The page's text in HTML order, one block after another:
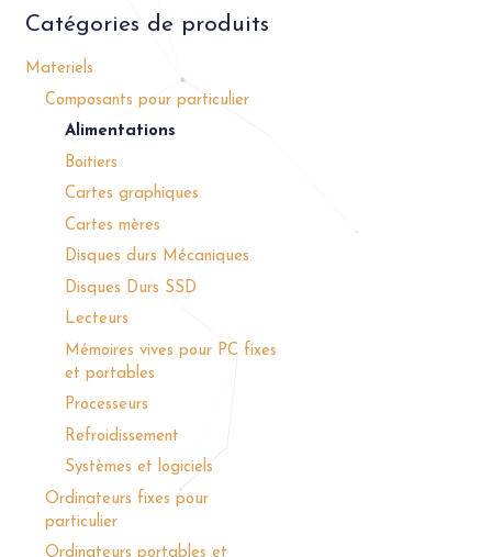
Catégories de produits
Materiels
Composants pour particulier
Alimentations
Boitiers
Cartes graphiques
Cartes mères
Disques durs Mécaniques
Disques Durs SSD
Lecteurs
Mémoires vives pour PC fixes
et portables
Processeurs
Refroidissement
Systèmes et logiciels
Ordinateurs fixes pour
particulier
Ordinateurs portables et